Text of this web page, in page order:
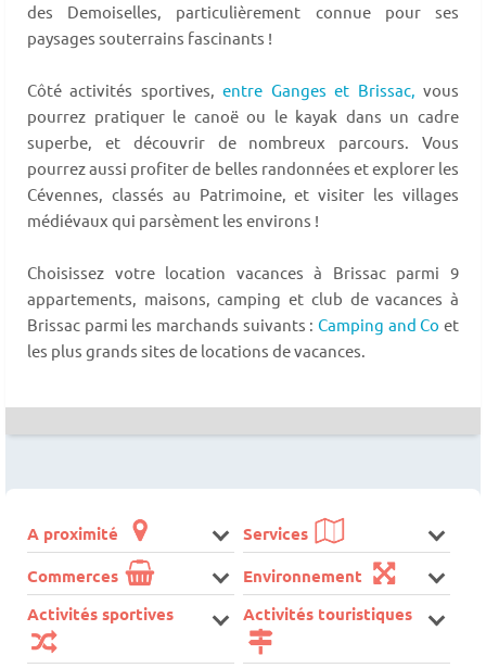
des Demoiselles, particulièrement connue pour ses
paysages souterrains fascinants !
Côté activités sportives,entre Ganges et Brissac, vous
pourrez pratiquer le canoë ou le kayak dans un cadre
superbe, et découvrir de nombreux parcours. Vous
pourrez aussi profiter de belles randonnées et explorer les
Cévennes, classés au Patrimoine, et visiter les villages
médiévaux qui parsèment les environs !
Choisissez votre location vacances à Brissac parmi 9
appartements, maisons, camping et club de vacances à
Brissac parmi les marchands suivants : Camping and Co et
les plus grands sites de locations de vacances.
A proximité
Services
Commerces
Environnement
Activités sportives
Activités touristiques